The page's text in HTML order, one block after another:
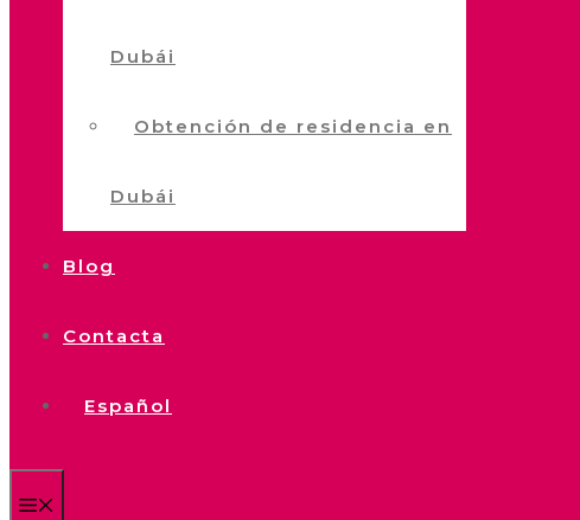
Dubái
Obtención de residencia en
Dubái
Blog
Contacta
Español